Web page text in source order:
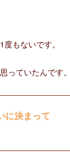
もないです。
っていたんです。
に決まって